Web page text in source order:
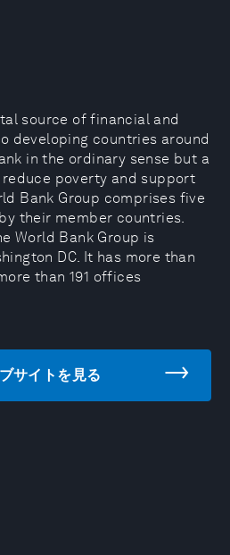
source of financial and
developing countries around
in the ordinary sense but a
poverty and support
Bank Group comprises five
their member countries.
World Bank Group is
DC. It has more than
than 191 offices
サイトを見る